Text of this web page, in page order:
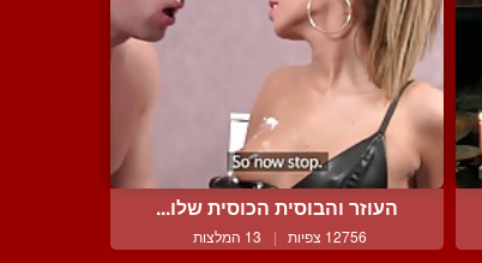
העוזר והבוסית הכוסית שלו...
12756 צפיות | 13 המלצות